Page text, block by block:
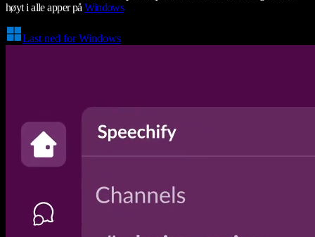
høyt i alle apper påWindows
Last ned for Windows